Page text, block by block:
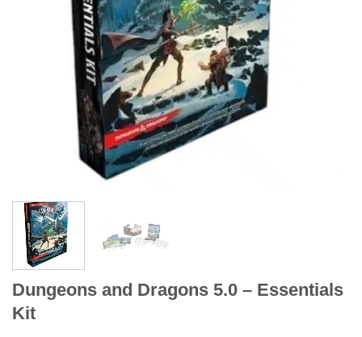
Dungeons and Dragons 5.0 – Essentials
Kit